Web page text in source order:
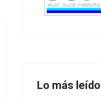
Lo más leído